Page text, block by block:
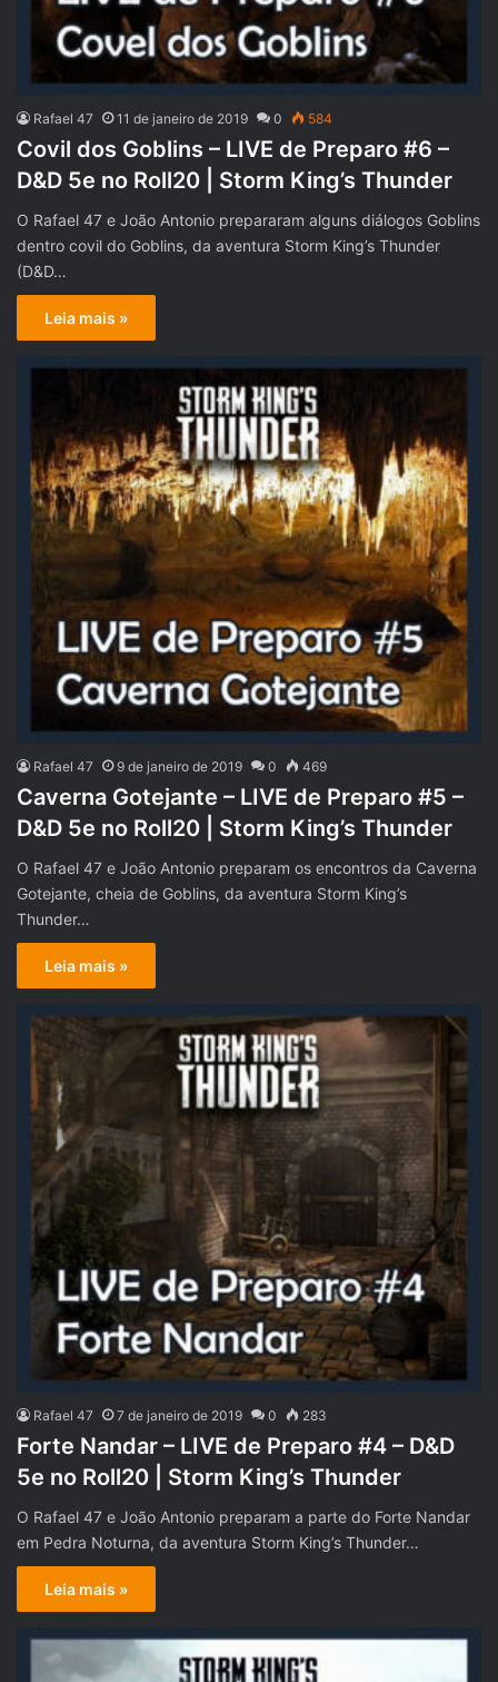
Rafael 47 11 de janeiro de 2019 0 584
Covil dos Goblins – LIVE de Preparo #6 –
D&D 5e no Roll20 | Storm King’s Thunder
O Rafael 47 e João Antonio prepararam alguns diálogos Goblins
dentro covil do Goblins, da aventura Storm King’s Thunder
(D&D…
Leia mais »
Rafael 47 9 de janeiro de 2019 0 469
Caverna Gotejante – LIVE de Preparo #5 –
D&D 5e no Roll20 | Storm King’s Thunder
O Rafael 47 e João Antonio preparam os encontros da Caverna
Gotejante, cheia de Goblins, da aventura Storm King’s
Thunder…
Leia mais »
Rafael 47 7 de janeiro de 2019 0 283
Forte Nandar – LIVE de Preparo #4 – D&D
5e no Roll20 | Storm King’s Thunder
O Rafael 47 e João Antonio preparam a parte do Forte Nandar
em Pedra Noturna, da aventura Storm King’s Thunder…
Leia mais »